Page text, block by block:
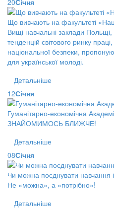
20Січня
Що вивчають на факультеті
Вищі навчальні заклади
тенденцій світового ринку
національної безпеки,
для української молоді.
Детальніше
12Січня
Гуманітарно-економічна
ЗНАЙОМИМОСЬ БЛИЖЧЕ!
Детальніше
08Січня
Чи можна поєднувати навчання
Не «можна», а «потрібно»!
Детальніше